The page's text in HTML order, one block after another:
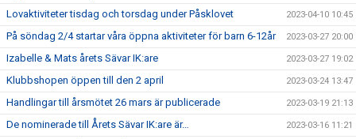
Lovaktiviteter tisdag och torsdag under Påsklovet 2023-04-10 10:45
På söndag 2/4 startar våra öppna aktiviteter för barn 6-12år 2023-03-27 20:00
Izabelle & Mats årets Sävar IK:are 2023-03-27 19:02
Klubbshopen öppen till den 2 april 2023-03-24 13:47
Handlingar till årsmötet 26 mars är publicerade 2023-03-19 21:13
De nominerade till Årets Sävar IK:are är… 2023-03-16 11:21